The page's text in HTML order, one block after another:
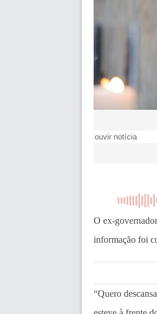
ouvir notícia
O ex-
informação foi
“Quero